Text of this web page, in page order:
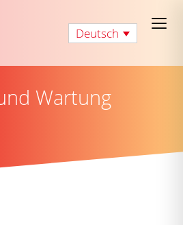
Deutsch
Wartung